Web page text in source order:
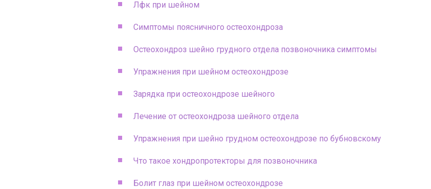
Лфк при шейном
Симптомы поясничного остеохондроза
Остеохондроз шейно грудного отдела позвоночника симптомы
Упражнения при шейном остеохондрозе
Зарядка при остеохондрозе шейного
Лечение от остеохондроза шейного отдела
Упражнения при шейно грудном остеохондрозе по бубновскому
Что такое хондропротекторы для позвоночника
Болит глаз при шейном остеохондрозе